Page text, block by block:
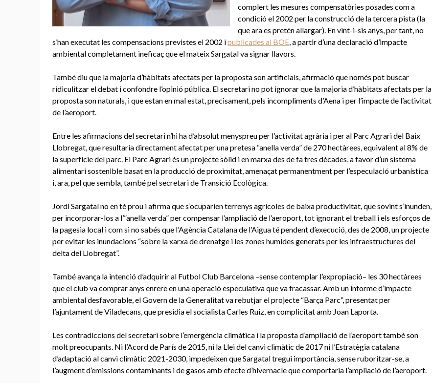
complert les mesures compensatòries posades com a
condició el 2002 per la construcció de la tercera pista (la
que ara es pretén allargar). En vint-i-sis anys, per tant, no
s’han executat les compensacions previstes el 2002 ipublicades al BOE, a partir d’una declaració d’impacte
ambiental completament ineficaç que el mateix Sargatal va signar llavors.
També diu que la majoria d’hàbitats afectats per la proposta son artificials, afirmació que només pot buscar
ridiculitzar el debat i confondre l’opinió pública. El secretari no pot ignorar que la majoria d’hàbitats afectats per la
proposta son naturals, i que estan en mal estat, precisament, pels incompliments d’Aena i per l’impacte de l’activitat
de l’aeroport.
Entre les afirmacions del secretari n’hi ha d’absolut menyspreu per l’activitat agrària i per al Parc Agrari del Baix
Llobregat, que resultaria directament afectat per una pretesa “anella verda” de 270 hectàrees, equivalent al 8% de
la superfície del parc. El Parc Agrari és un projecte sòlid i en marxa des de fa tres dècades, a favor d’un sistema
alimentari sostenible basat en la producció de proximitat, amenaçat permanentment per l’especulació urbanística
i, ara, pel que sembla, també pel secretari de Transició Ecològica.
Jordi Sargatal no en té prou i afirma que s’ocuparien terrenys agrícoles de baixa productivitat, que sovint s’inunden,
per incorporar-los a l’”anella verda” per compensar l’ampliació de l’aeroport, tot ignorant el treball i els esforços de
la pagesia local i com si no sabés que l’Agència Catalana de l’Aigua té pendent d’execució, des de 2008, un projecte
per evitar les inundacions “sobre la xarxa de drenatge i les zones humides generats per les infraestructures del
delta del Llobregat”.
També avança la intenció d’adquirir al Futbol Club Barcelona –sense contemplar l’expropiació– les 30 hectàrees
que el club va comprar anys enrere en una operació especulativa que va fracassar. Amb un informe d’impacte
ambiental desfavorable, el Govern de la Generalitat va rebutjar el projecte “Barça Parc”, presentat per
l’ajuntament de Viladecans, que presidia el socialista Carles Ruiz, en complicitat amb Joan Laporta.
Les contradiccions del secretari sobre l’emergència climàtica i la proposta d’ampliació de l’aeroport també son
molt preocupants. Ni l’Acord de París de 2015, ni la Llei del canvi climàtic de 2017 ni l’Estratègia catalana
d’adaptació al canvi climàtic 2021-2030, impedeixen que Sargatal tregui importància, sense ruboritzar-se, a
l’augment d’emissions contaminants i de gasos amb efecte d’hivernacle que comportaria l’ampliació de l’aeroport.